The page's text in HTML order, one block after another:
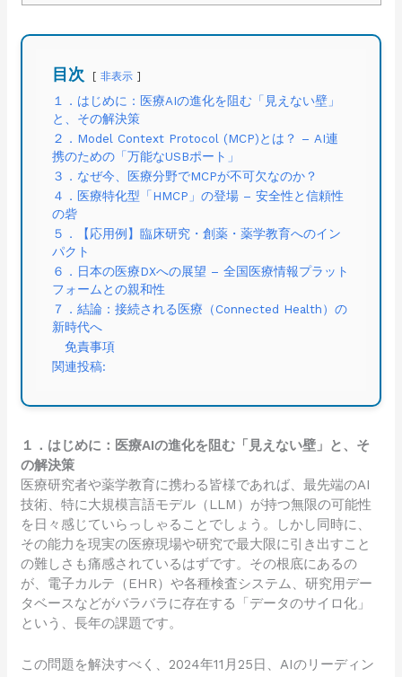
目次 非表示
１．はじめに：医療AIの進化を阻む「見えない壁」
と、その解決策
２．Model Context Protocol (MCP)とは？ – AI連
携のための「万能なUSBポート」
３．なぜ今、医療分野でMCPが不可欠なのか？
４．医療特化型「HMCP」の登場 – 安全性と信頼性
の砦
５．【応用例】臨床研究・創薬・薬学教育へのイン
パクト
６．日本の医療DXへの展望 – 全国医療情報プラット
フォームとの親和性
７．結論：接続される医療（Connected Health）の
新時代へ
免責事項
関連投稿:
１．はじめに：医療AIの進化を阻む「見えない壁」と、そ
の解決策
医療研究者や薬学教育に携わる皆様であれば、最先端のAI
技術、特に大規模言語モデル（LLM）が持つ無限の可能性
を日々感じていらっしゃることでしょう。しかし同時に、
その能力を現実の医療現場や研究で最大限に引き出すこと
の難しさも痛感されているはずです。その根底にあるの
が、電子カルテ（EHR）や各種検査システム、研究用デー
タベースなどがバラバラに存在する「データのサイロ化」
という、長年の課題です。
この問題を解決すべく、2024年11月25日、AIのリーディン